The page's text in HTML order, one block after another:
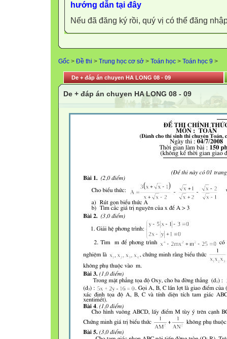
hướng dẫn tại đây
Nếu đã đăng ký rồi, quý vị có thể đăng
Gốc > Đề thi > Trung học cơ sở > Toán học > Toán học 9 >
De + đáp án chuyen HA LONG 08 - 09
De + đáp án chuyen HA LONG 08 - 09